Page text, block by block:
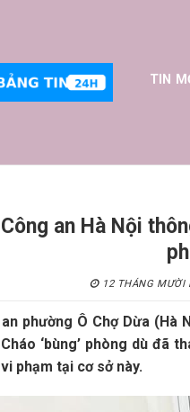
TIN
Công an Hà Nội
12 THÁNG MƯỜI
phường Ô Chợ Dừa
‘bùng’ phòng dù đã
phạm tại cơ sở này.